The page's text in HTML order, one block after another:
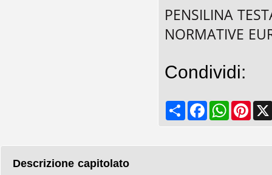
PENSILINA
NORMATIVE
Condividi:
Share FacebookWhatsApp
Descrizione capitolato